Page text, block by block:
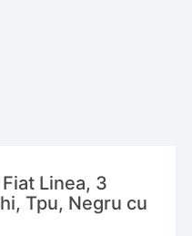
Linea, 3
Tpu, Negru cu